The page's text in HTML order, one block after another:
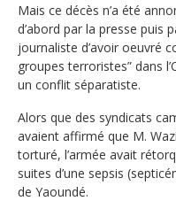
Mais ce décès n’a été
d’abord par la presse puis
journaliste d’avoir oeuvré
groupes terroristes” dans
un conflit séparatiste.
Alors que des syndicats
avaient affirmé que M.
torturé, l’armée avait
suites d’une sepsis
de Yaoundé.